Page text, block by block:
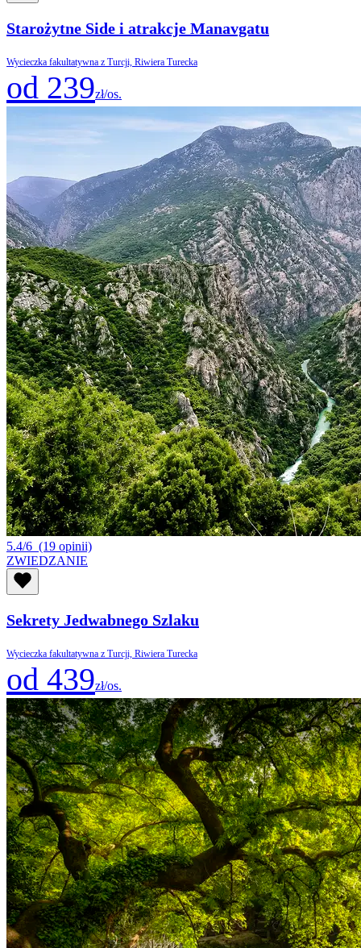
Starożytne Side i atrakcje Manavgatu
Wycieczka fakultatywna z Turcji, Riwiera Turecka
od 239zł/os.
5.4/6 (19 opinii)
ZWIEDZANIE
Sekrety Jedwabnego Szlaku
Wycieczka fakultatywna z Turcji, Riwiera Turecka
od 439zł/os.